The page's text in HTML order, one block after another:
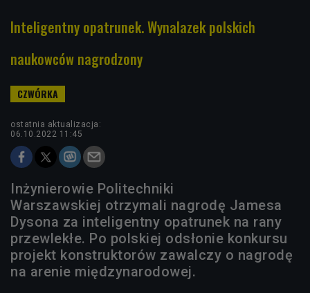
Inteligentny opatrunek. Wynalazek polskich
naukowców nagrodzony
ostatnia aktualizacja:
06.10.2022 11:45
Inżynierowie Politechniki
Warszawskiej otrzymali nagrodę Jamesa
Dysona za inteligentny opatrunek na rany
przewlekłe. Po polskiej odsłonie konkursu
projekt konstruktorów zawalczy o nagrodę
na arenie międzynarodowej.